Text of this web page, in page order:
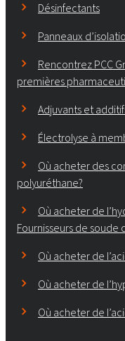
Désinfectants
Panneaux
Rencontrez PCC
premières
Adjuvants et
Électrolyse à
Où acheter des
polyuréthane?
Où acheter de
Fournisseurs de soude
Où acheter de
Où acheter de
Où acheter de